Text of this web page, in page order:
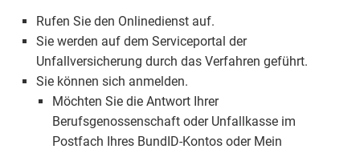
Rufen Sie den Onlinedienst auf.
Sie werden auf dem Serviceportal der
Unfallversicherung durch das Verfahren geführt.
Sie können sich anmelden.
Möchten Sie die Antwort Ihrer
Berufsgenossenschaft oder Unfallkasse im
Postfach Ihres BundID-Kontos oder Mein